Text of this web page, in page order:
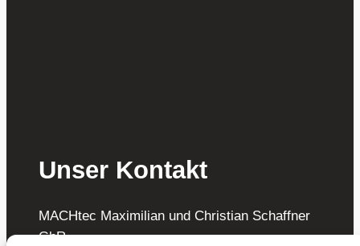
Unser Kontakt
MACHtec Maximilian und Christian Schaffner
GbR